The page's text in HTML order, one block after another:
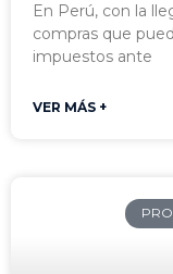
En Perú, con la
compras que
impuestos ante
VER MÁS +